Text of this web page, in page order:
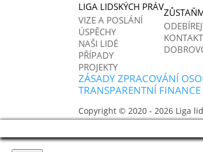
LIGA LIDSKÝCH PRÁV
VIZE A POSLÁNÍ
ÚSPĚCHY
NAŠI LIDÉ
PŘÍPADY
PROJEKTY
ZÁSADY ZPRACOVÁNÍ
TRANSPARENTNÍ FINANCE
Copyright © 2020 - 2026 Liga